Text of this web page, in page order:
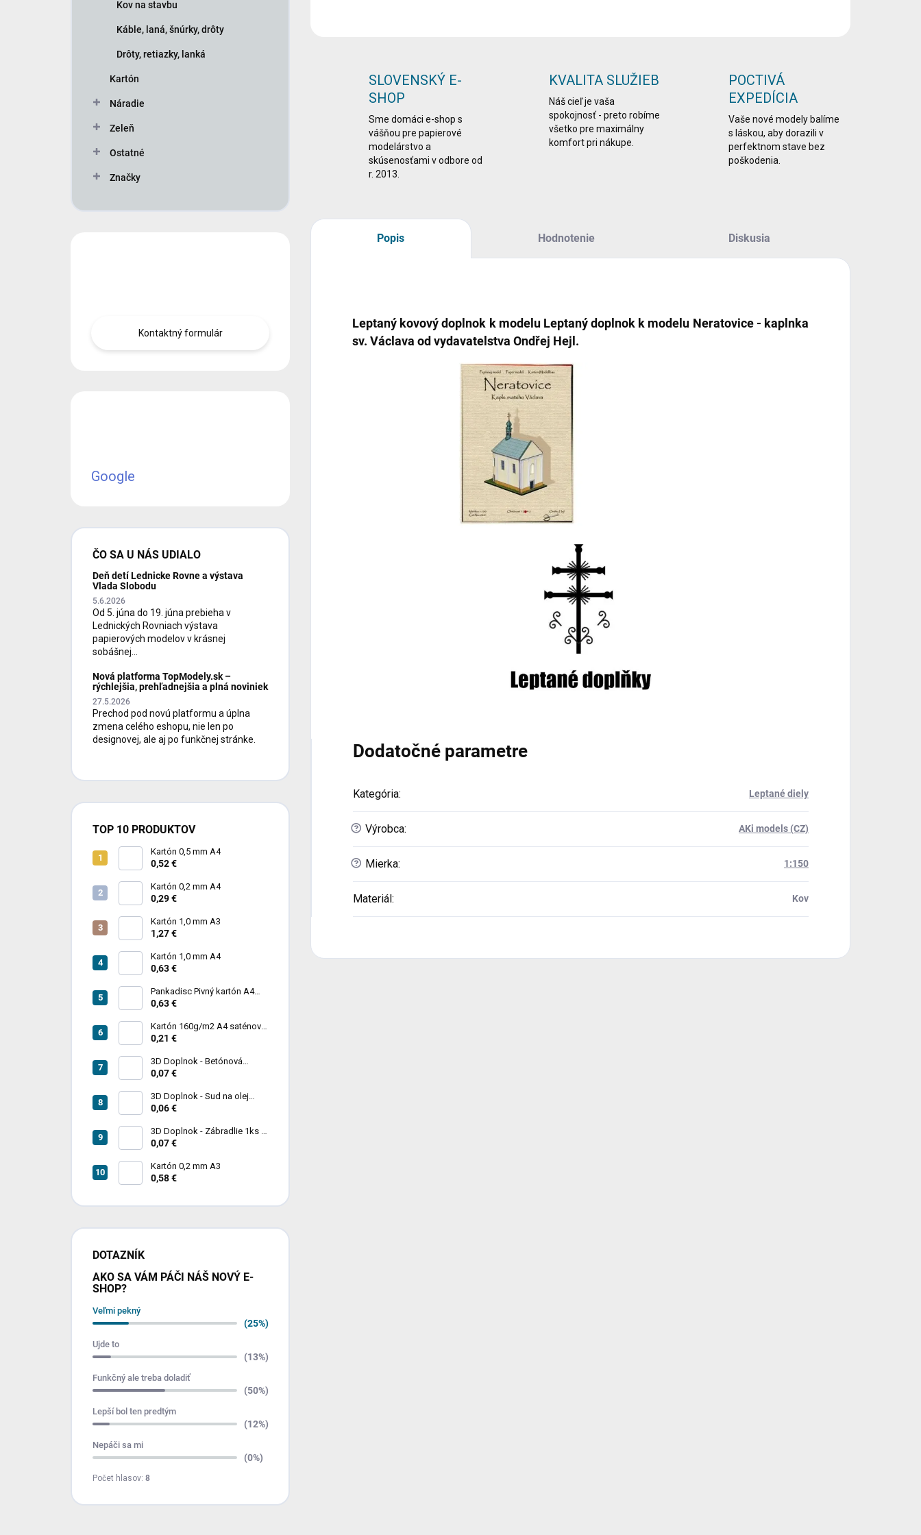
Kov na stavbu
Káble, laná, šnúrky, drôty
Drôty, retiazky, lanká
Kartón
Náradie
Zeleň
Ostatné
Značky
Kontaktný formulár
Google
ČO SA U NÁS UDIALO
Deň detí Lednicke Rovne a výstava
Vlada Slobodu
5.6.2026
Od 5. júna do 19. júna prebieha v
Lednických Rovniach výstava
papierových modelov v krásnej
sobášnej...
Nová platforma TopModely.sk –
rýchlejšia, prehľadnejšia a plná noviniek
27.5.2026
Prechod pod novú platformu a úplna
zmena celého eshopu, nie len po
designovej, ale aj po funkčnej stránke.
TOP 10 PRODUKTOV
Kartón 0,5 mm A4
0,52 €
Kartón 0,2 mm A4
0,29 €
Kartón 1,0 mm A3
1,27 €
Kartón 1,0 mm A4
0,63 €
Pankadisc Pivný kartón A4
1mm 420g
0,63 €
Kartón 160g/m2 A4 saténový
biely povrch
0,21 €
3D Doplnok - Betónová
zábrana 1ks
0,07 €
3D Doplnok - Sud na olej
kovový 250L - 1ks
0,06 €
3D Doplnok - Zábradlie 1ks +
stojan 2ks
0,07 €
Kartón 0,2 mm A3
0,58 €
DOTAZNÍK
AKO SA VÁM PÁČI NÁŠ NOVÝ E-
SHOP?
Veľmi pekný
(25%)
Ujde to
(13%)
Funkčný ale treba doladiť
(50%)
Lepší bol ten predtým
(12%)
Nepáči sa mi
(0%)
Počet hlasov: 8
SLOVENSKÝ E-
SHOP
Sme domáci e-shop s
vášňou pre papierové
modelárstvo a
skúsenosťami v odbore od
r. 2013.
KVALITA SLUŽIEB
Náš cieľ je vaša
spokojnosť - preto robíme
všetko pre maximálny
komfort pri nákupe.
POCTIVÁ
EXPEDÍCIA
Vaše nové modely balíme
s láskou, aby dorazili v
perfektnom stave bez
poškodenia.
Popis Hodnotenie Diskusia
Leptaný kovový doplnok k modelu Leptaný doplnok k modelu Neratovice - kaplnka
sv. Václava od vydavatelstva Ondřej Hejl.
Dodatočné parametre
Kategória: Leptané diely
? Výrobca: AKi models (CZ)
? Mierka: 1:150
Materiál : Kov